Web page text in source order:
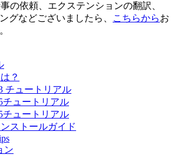
の依頼、エクステンションの翻訳、
グなどございましたら、
こちらからお
？
チュートリアル
チュートリアル
チュートリアル
ンストールガイド
ン